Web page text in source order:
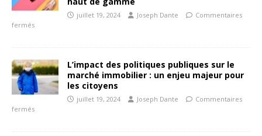
juillet 19, 2024 Joseph Dante
Commentaires
fermés
L’impact des politiques publiques sur le
marché immobilier : un enjeu majeur pour
les citoyens
juillet 19, 2024 Joseph Dante
Commentaires
fermés